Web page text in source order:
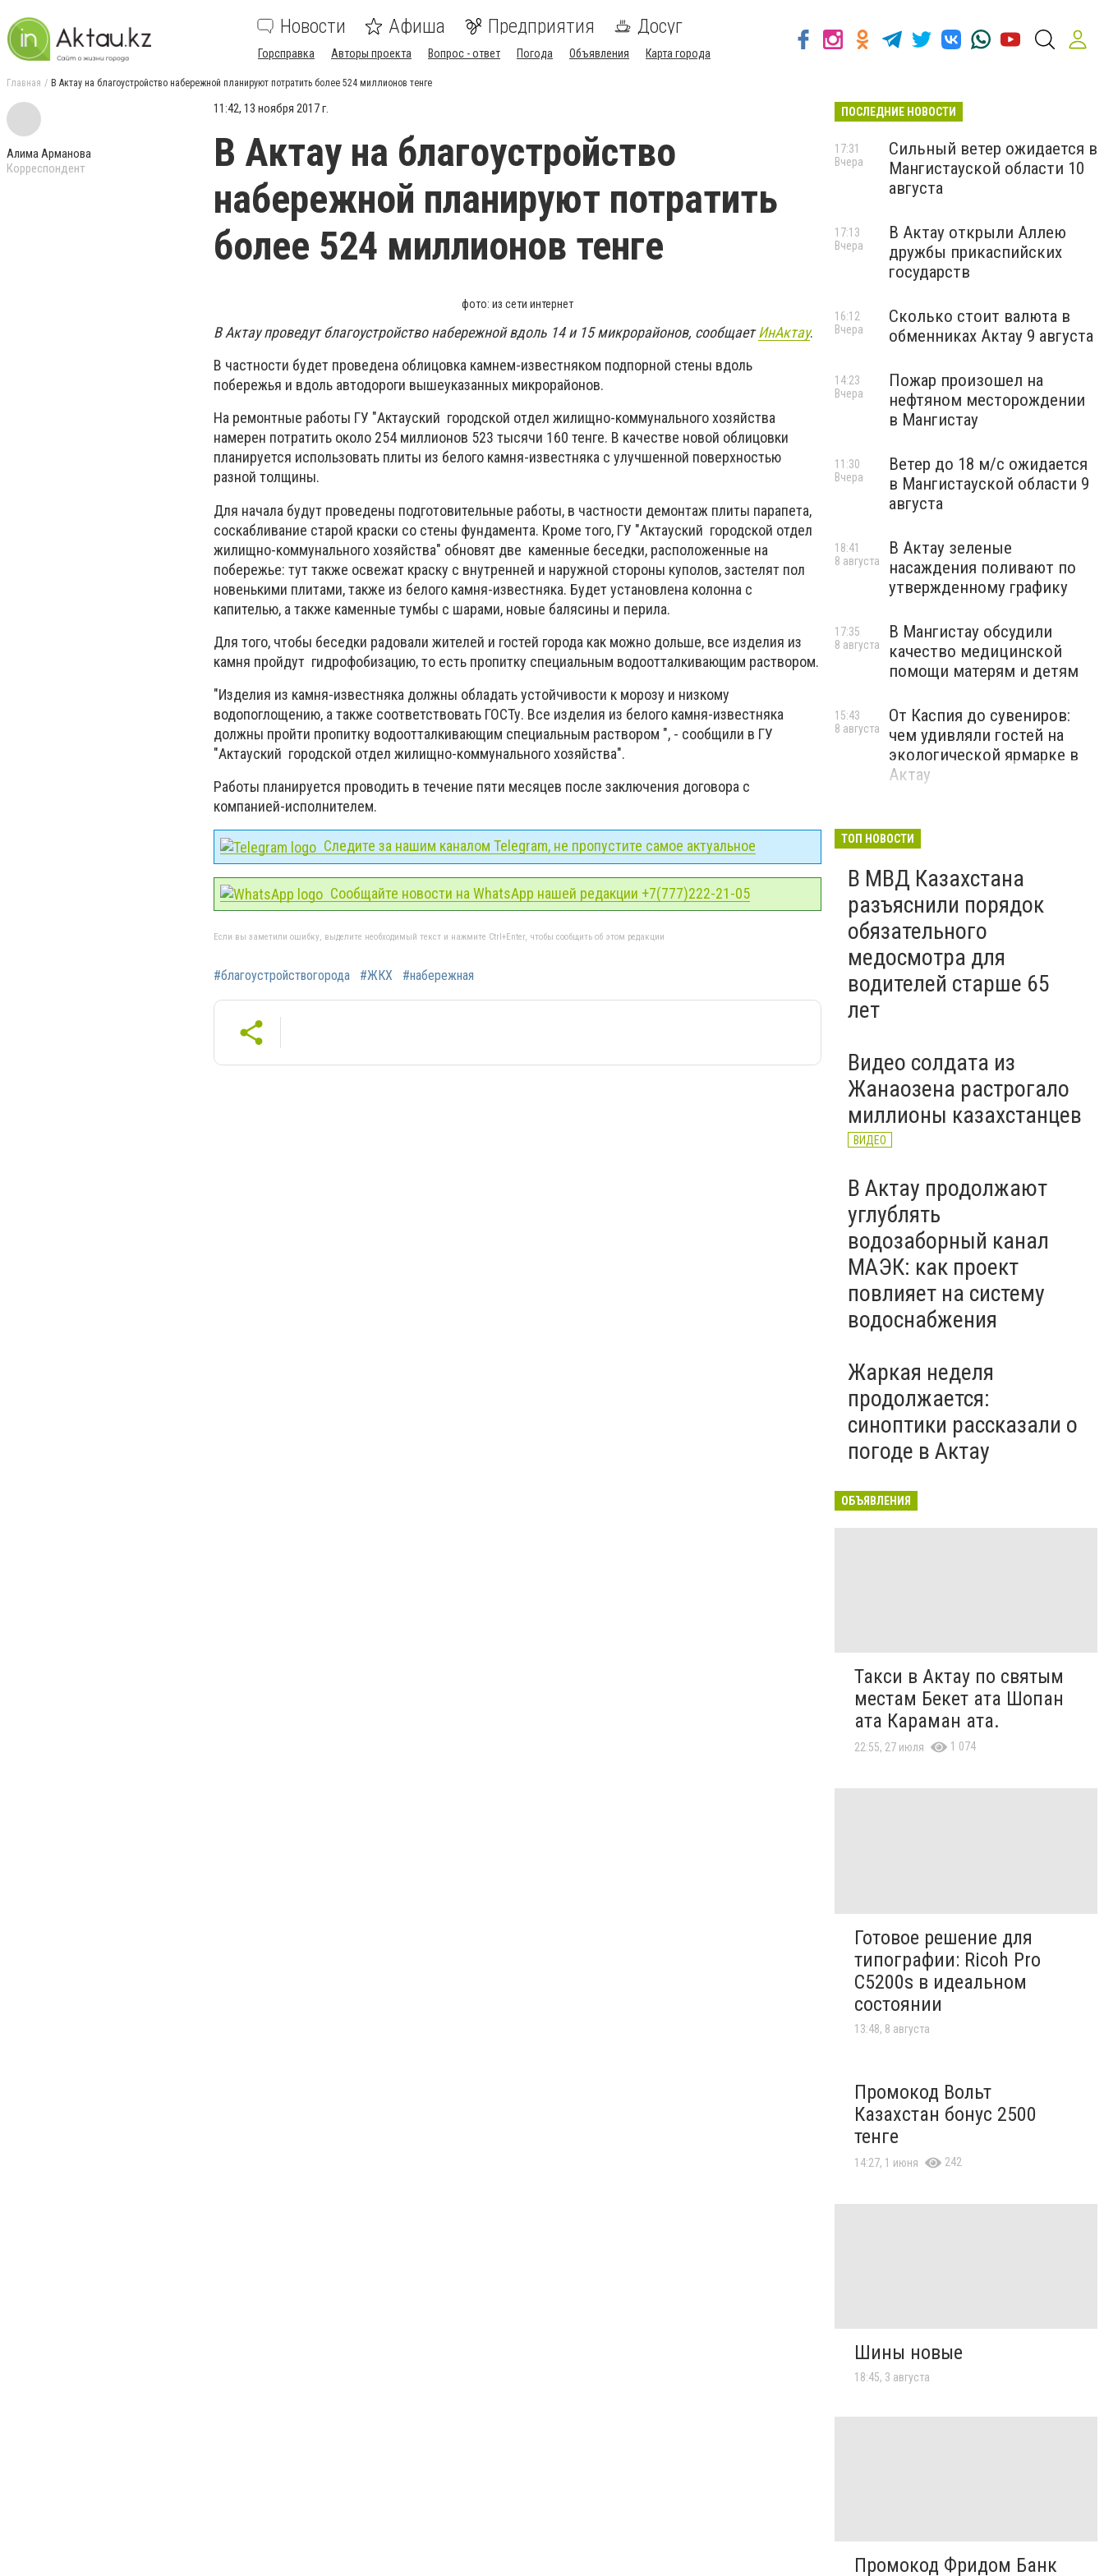
Новости Афиша Предприятия Досуг
Горсправка Авторы проекта Вопрос - ответ Погода Объявления Карта города
Главная В Актау на благоустройство набережной планируют потратить более 524 миллионов тенге
Алима Арманова
Корреспондент
11:42, 13 ноября 2017 г.
В Актау на благоустройство
набережной планируют потратить
более 524 миллионов тенге
фото: из сети интернет
В Актау проведут благоустройство набережной вдоль 14 и 15 микрорайонов, сообщаетИнАктау.
В частности будет проведена облицовка камнем-известняком подпорной стены вдоль
побережья и вдоль автодороги вышеуказанных микрорайонов.
На ремонтные работы ГУ "Актауский городской отдел жилищно-коммунального хозяйства
намерен потратить около 254 миллионов 523 тысячи 160 тенге. В качестве новой облицовки
планируется использовать плиты из белого камня-известняка с улучшенной поверхностью
разной толщины.
Для начала будут проведены подготовительные работы, в частности демонтаж плиты парапета,
соскабливание старой краски со стены фундамента. Кроме того, ГУ "Актауский городской отдел
жилищно-коммунального хозяйства" обновят две каменные беседки, расположенные на
побережье: тут также освежат краску с внутренней и наружной стороны куполов, застелят пол
новенькими плитами, также из белого камня-известняка. Будет установлена колонна с
капителью, а также каменные тумбы с шарами, новые балясины и перила.
Для того, чтобы беседки радовали жителей и гостей города как можно дольше, все изделия из
камня пройдут гидрофобизацию, то есть пропитку специальным водоотталкивающим раствором.
"Изделия из камня-известняка должны обладать устойчивости к морозу и низкому
водопоглощению, а также соответствовать ГОСТу. Все изделия из белого камня-известняка
должны пройти пропитку водоотталкивающим специальным раствором ", - сообщили в ГУ
"Актауский городской отдел жилищно-коммунального хозяйства".
Работы планируется проводить в течение пяти месяцев после заключения договора с
компанией-исполнителем.
Следите за нашим каналом Telegram, не пропустите самое актуальное
Сообщайте новости на WhatsApp нашей редакции +7(777)222-21-05
Если вы заметили ошибку, выделите необходимый текст и нажмите Ctrl+Enter, чтобы сообщить об этом редакции
#благоустройствогорода #ЖКХ #набережная
ПОСЛЕДНИЕ НОВОСТИ
Сильный ветер ожидается в
Мангистауской области 10
августа
17:31
Вчера
В Актау открыли Аллею
дружбы прикаспийских
государств
17:13
Вчера
Сколько стоит валюта в
обменниках Актау 9 августа
16:12
Вчера
Пожар произошел на
нефтяном месторождении
в Мангистау
14:23
Вчера
Ветер до 18 м/с ожидается
в Мангистауской области 9
августа
11:30
Вчера
В Актау зеленые
насаждения поливают по
утвержденному графику
18:41
8 августа
В Мангистау обсудили
качество медицинской
помощи матерям и детям
17:35
8 августа
От Каспия до сувениров:
чем удивляли гостей на
экологической ярмарке в
Актау
15:43
8 августа
ТОП НОВОСТИ
В МВД Казахстана
разъяснили порядок
обязательного
медосмотра для
водителей старше 65
лет
Видео солдата из
Жанаозена растрогало
миллионы казахстанцев
ВИДЕО
В Актау продолжают
углублять
водозаборный канал
МАЭК: как проект
повлияет на систему
водоснабжения
Жаркая неделя
продолжается:
синоптики рассказали о
погоде в Актау
ОБЪЯВЛЕНИЯ
Такси в Актау по святым
местам Бекет ата Шопан
ата Караман ата.
22:55, 27 июля 1 074
Готовое решение для
типографии: Ricoh Pro
C5200s в идеальном
состоянии
13:48, 8 августа
Промокод Вольт
Казахстан бонус 2500
тенге
14:27, 1 июня 242
Шины новые
18:45, 3 августа
Промокод Фридом Банк